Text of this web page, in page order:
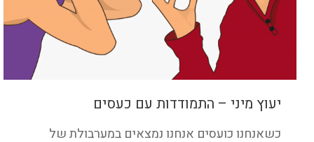
יעוץ מיני – התמודדות עם כעסים
כשאנחנו כועסים אנחנו נמצאים במערבולת של